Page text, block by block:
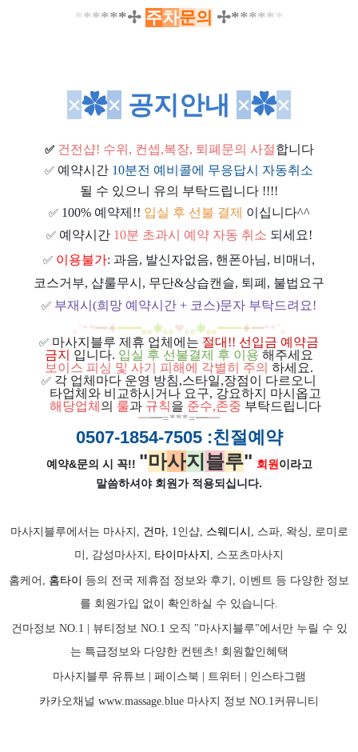
******✢ 주차문의 ✢******​​
×✿× 공지안내 ×✿×
✅ 건전샵! 수위, 컨셉,복장, 퇴폐문의 사절합니다
✅ 예약시간 10분전 예비콜에 무응답시 자동취소
될 수 있으니 유의 부탁드립니다 !!!!
✅ 100% 예약제!! 입실 후 선불 결제 이십니다^^
✅ 예약시간 10분 초과시 예약 자동 취소 되세요!
✅ 이용불가: 과음, 발신자없음, 핸폰아님, 비매너,
코스거부, 샵룰무시, 무단&상습캔슬, 퇴폐, 불법요구
✅ 부재시(희망 예약시간 + 코스)문자 부탁드려요!
｡˚**━✦━━｡｡✱｡｡❤｡｡✱｡｡━━✦━**˚｡
✅ 마사지블루 제휴 업체에는 절대!! 선입금 예약금
금지
입니다. 입실 후 선불결제 후 이용 해주세요
보이스 피싱 및 사기 피해에 각별히 주의 하세요.
✅ 각 업체마다 운영 방침,스타일,장점이 다르오니
타업체와 비교하시거나 요구, 강요하지 마시옵고
해당업체 의 룰과 규칙을 준수,존중 부탁드립니다
━━=***=━━
0507-1854-7505:친절예약
예약&문의 시 꼭!! "마사지 블루" 회원 이라고
말씀하셔야 회원가 적용되십니다.
마사지블루에서는 마사지, 건마, 1인샵, 스웨디시 , 스파, 왁싱, 로미로
미, 감성마사지, 타이마사지 , 스포츠마사지
홈케어, 홈타이 등의 전국 제휴점 정보와 후기, 이벤트 등 다양한 정보
를 회원가입 없이 확인하실 수 있습니다.
건마정보 NO.1 | 뷰티정보 NO.1 오직 "마사지블루"에서만 누릴 수 있
는 특급정보와 다양한 컨텐츠! 회원할인혜택
마사지블루 유튜브 | 페이스북 | 트위터 | 인스타그램
카카오채널 www.massage.blue 마사지 정보 NO.1커뮤니티